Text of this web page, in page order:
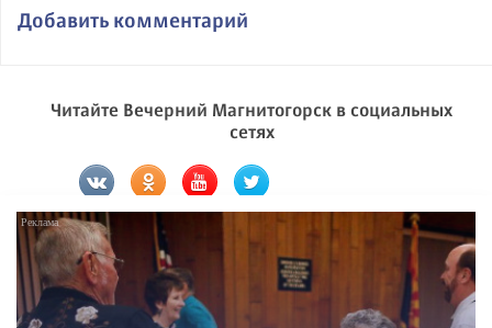
Добавить комментарий
Читайте Вечерний Магнитогорск в социальных
сетях